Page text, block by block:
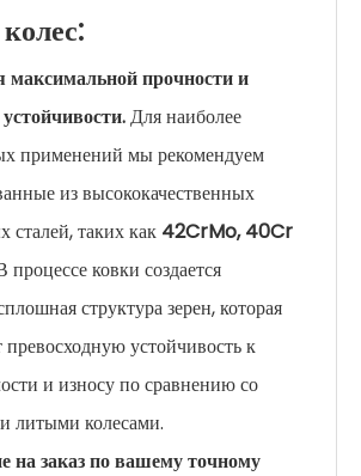
максимальной прочности и
Для наиболее
применений мы рекомендуем
из высококачественных
сталей, таких как 42CrMo, 40Cr
процессе ковки создается
структура зерен, которая
превосходную устойчивость к
и износу по сравнению со
литыми колесами.
на заказ по вашему точному